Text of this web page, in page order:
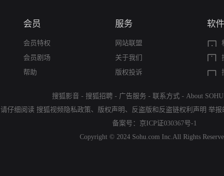
会员
会员特权
会员剧场
帮助
服务
网站联盟
关于我们
版权投诉
软
搜狐影音 - 搜狐招聘 - 广告服务 - 联系方式 - About SOHU
请仔细阅读 搜狐视频隐私政策、 版权声明 、 反盗版和反盗链权利声明 举报
备案号： 京ICP证030367号-1
Copyright © 2024 Sohu.com Inc.All Rights